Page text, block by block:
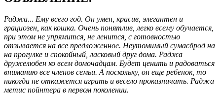
Раджа... Ему всего год. Он умен, красив, элегантен и
грациозен, как кошка. Очень понятлив, легко всему обучается,
при этом не упрямится, не ленится, с готовностью
отзывается на все предложенное. Неутомимый сумасброд на
на прогулке и спокойный, ласковый друг дома. Раджа
дружелюбен ко всем домочадцам. Будет ценить и радоваться
вниманию все членов семьи. А поскольку, он еще ребенок, то
никогда не откажется играть и весело проказничать. Раджа
метис пойнтера в первом поколении.